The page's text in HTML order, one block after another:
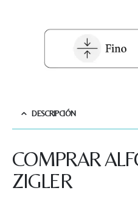
DESCRIPCIÓN
COMPRAR
ZIGLER